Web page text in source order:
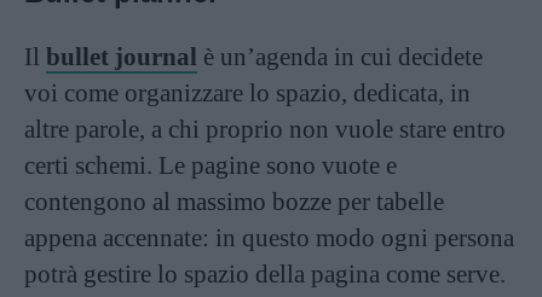
Il bullet journal è un’agenda in cui decidete
voi come organizzare lo spazio, dedicata, in
altre parole, a chi proprio non vuole stare entro
certi schemi. Le pagine sono vuote e
contengono al massimo bozze per tabelle
appena accennate: in questo modo ogni persona
potrà gestire lo spazio della pagina come serve.